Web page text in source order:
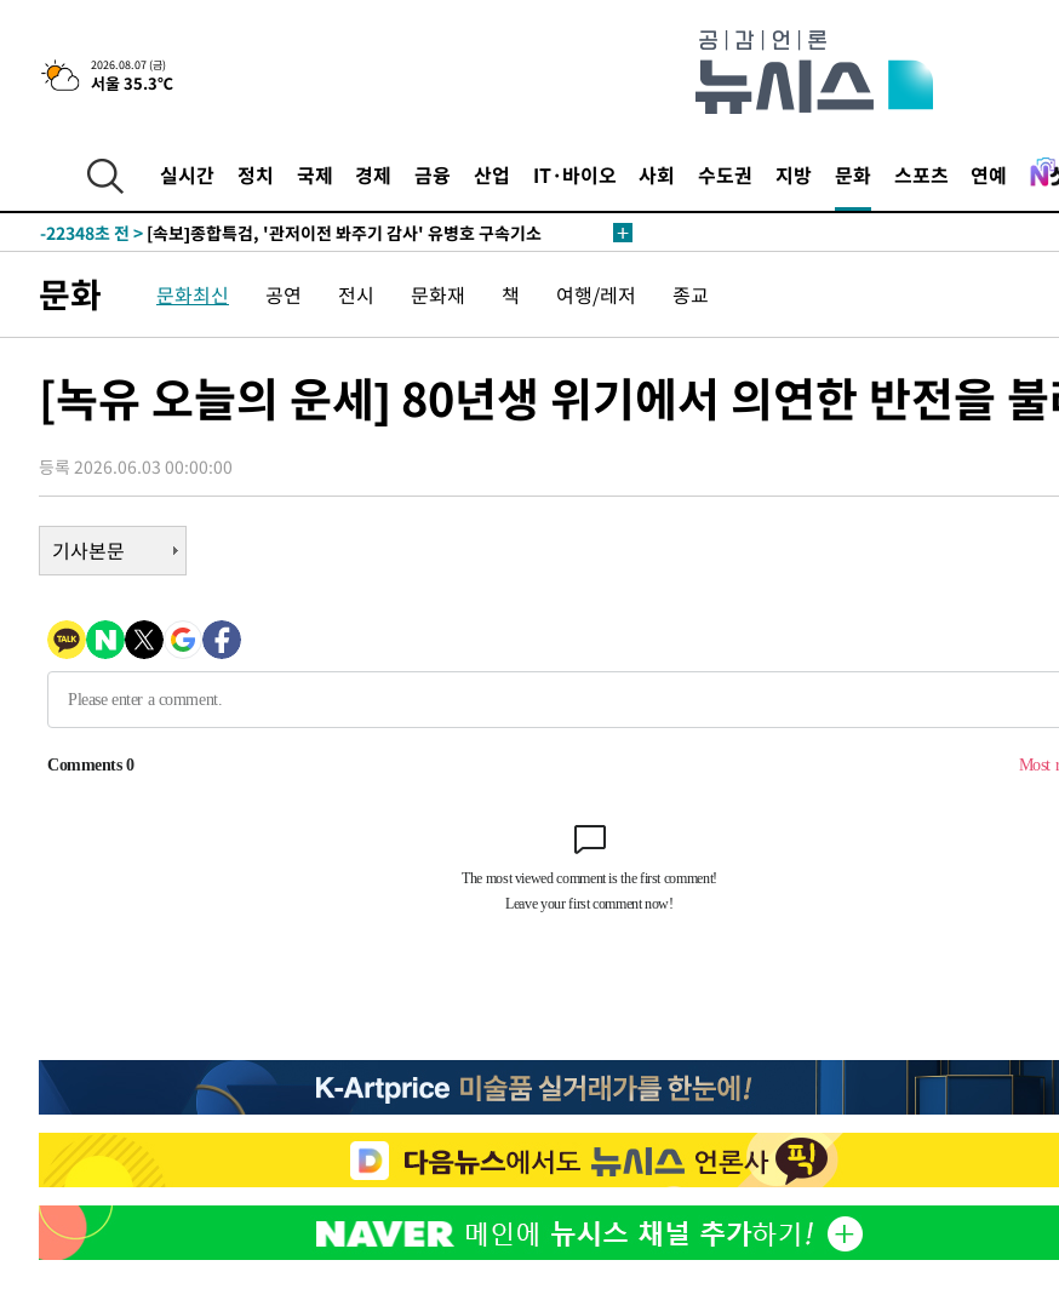
2026.08.07 (금)
서울 35.3℃
실시간 정치 국제 경제 금융 산업 IT·바이오 사회 수도권 지방 문화 스포츠 연예
-1284초 전 >[속보] 뉴욕증시, 일제 하락 마감…나스닥 0.06%↓
-29997초 전 >[속보]국힘 윤리위, '돌려차기 발언' 진종오·서범수 징계 절차 개시
25.3%↑
-22482초 전 >
[속보]'채상병 순직 책임' 임성근, 항소심도 징역 3년
-22348초 전 >
-18948초 전 > 민주 콩고 에볼라환자 4천명 돌파, 4053명 발생 1850명 사망
-17392초 전 >
"미 전국적 살모네라 식중독 원인은 멕시코산 할라피뇨"-- CDC
-15905초 전 >[속보]경찰·노동부, HL만도 평택사업장 끼임 사망 관련 압수수색
압수수색
-15541초 전 >
[속보]원·달러 환율, 오전 9시 1423.8원
-15323초 전 >[속보]코스닥, 5.95포인트(0.74%) 상승한 807.62개장
-15291초 전 >[속보]코스피, 6300선 재탈환…1.09% 오른 6365.07 개장
-12456초 전 >
-11754초 전 >입추에도 극한더위…서울 낮 39도 '폭염중대경보'
례 큰 폭발음
-5433초 전 > [속보]美, 폴리실리콘 수입 규제…파생제품 15% 관세, 120일 후 발
효
-3584초 전 >[속보]트럼프, 美 원정출산 금지 행정명령 서명
-1284초 전 >[속보] 뉴욕증시, 일제 하락 마감…나스닥 0.06%↓
-25322초 전 >
민주 콩고 에볼라환자 4천명 돌파, 4053명 발생 1850명 사망
-15337초 전 >
[속보]삼성전자·SK하이닉스 동반 강보합…1%대 상승 출발
-15323초 전 >[속보]코스닥, 5.95포인트(0.74%) 상승한 807.62개장
-15291초 전 >
[속보]코스피, 6300선 재탈환…1.09% 오른 6365.07 개장
-12456초 전 >시리아 다마스쿠스 교외에서 미니버스 폭발.. 14명 부상, 3명은 중
태
-11754초 전 >
입추에도 극한더위…서울 낮 39도 '폭염중대경보'
-6718초 전 >
이란, 호르무즈서 "적국 목표물들"과 대치로 남부 케슘섬에서 두차
문화 문화최신 공연 전시 문화재 책 여행/레저 종교
[녹유 오늘의 운세] 80년생 위기에서 의연한 반전을
등록 2026.06.03 00:00:00
기사본문
전현무 "전 연인 집착에
들과 연락 끊어"
2
다"…707 출신 女유튜
3
"서장훈, 28억에 산
로"